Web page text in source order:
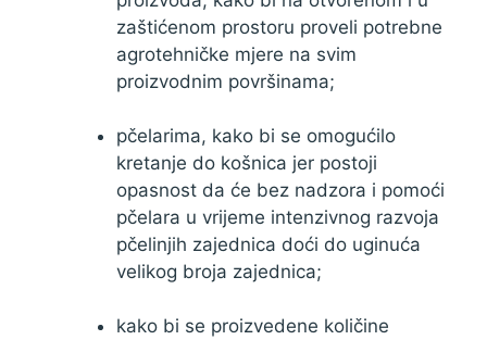
zaštićenom prostoru proveli potrebne
agrotehničke mjere na svim
proizvodnim površinama;
pčelarima, kako bi se omogućilo
kretanje do košnica jer postoji
opasnost da će bez nadzora i pomoći
pčelara u vrijeme intenzivnog razvoja
pčelinjih zajednica doći do uginuća
velikog broja zajednica;
kako bi se proizvedene količine